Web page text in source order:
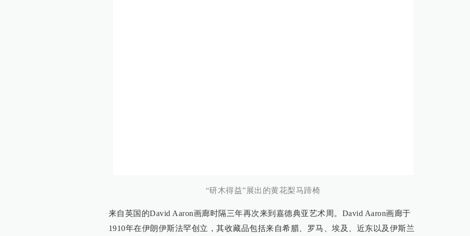
“研木得益”展出的黄花梨马蹄椅
来自英国的David Aaron画廊时隔三年再次来到嘉德典亚艺术周。David Aaron画廊于
1910年在伊朗伊斯法罕创立，其收藏品包括来自希腊、罗马、埃及、近东以及伊斯兰